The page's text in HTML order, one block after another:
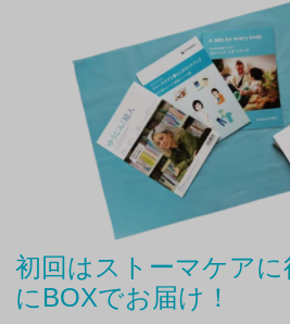
初回はストーマケア
にBOXでお届け！